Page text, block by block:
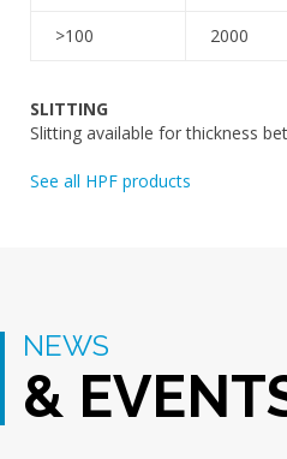
>100 2000
SLITTING
Slitting available for thickness
See all HPF products
NEWS
&